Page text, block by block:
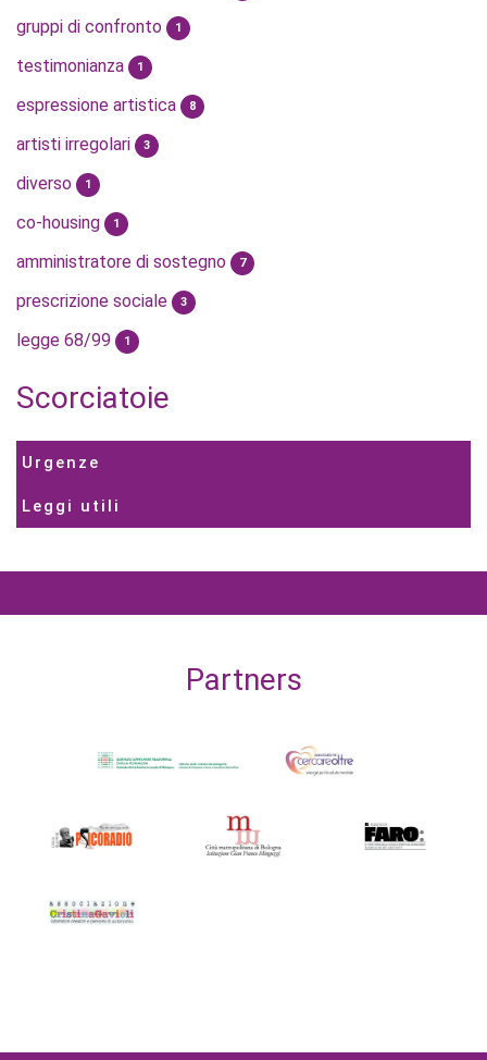
gruppi di confronto 1
testimonianza 1
espressione artistica 8
artisti irregolari 3
diverso 1
co-housing 1
amministratore di sostegno 7
prescrizione sociale 3
legge 68/99 1
Scorciatoie
Urgenze
Leggi utili
Partners